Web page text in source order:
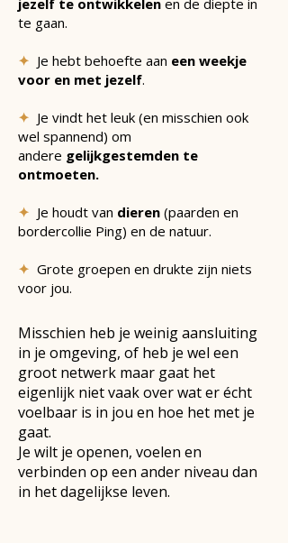
jezelf te ontwikkelen en de diepte in
te gaan.
✦ Je hebt behoefte aan een weekje
voor en met jezelf.
✦ Je vindt het leuk (en misschien ook
wel spannend) om
andere gelijkgestemden te
ontmoeten.
✦ Je houdt van dieren (paarden en
bordercollie Ping) en de natuur.
✦ Grote groepen en drukte zijn niets
voor jou.
Misschien heb je weinig aansluiting
in je omgeving, of heb je wel een
groot netwerk maar gaat het
eigenlijk niet vaak over wat er écht
voelbaar is in jou en hoe het met je
gaat.
Je wilt je openen, voelen en
verbinden op een ander niveau dan
in het dagelijkse leven.